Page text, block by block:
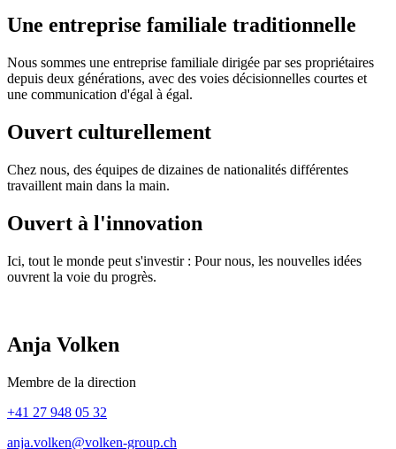
Une entreprise familiale traditionnelle
Nous sommes une entreprise familiale dirigée par ses propriétaires
depuis deux générations, avec des voies décisionnelles courtes et
une communication d'égal à égal.
Ouvert culturellement
Chez nous, des équipes de dizaines de nationalités différentes
travaillent main dans la main.
Ouvert à l'innovation
Ici, tout le monde peut s'investir : Pour nous, les nouvelles idées
ouvrent la voie du progrès.
Anja Volken
Membre de la direction
+41 27 948 05 32
anja.volken@volken-group.ch